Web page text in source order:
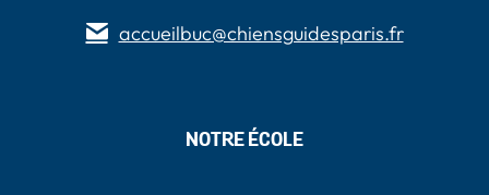
accueilbuc@chiensguidesparis.fr
NOTRE ÉCOLE